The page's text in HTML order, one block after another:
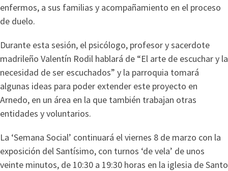
enfermos, a sus familias y acompañamiento en el proceso
de duelo.
Durante esta sesión, el psicólogo, profesor y sacerdote
madrileño Valentín Rodil hablará de “El arte de escuchar y la
necesidad de ser escuchados” y la parroquia tomará
algunas ideas para poder extender este proyecto en
Arnedo, en un área en la que también trabajan otras
entidades y voluntarios.
La ‘Semana Social’ continuará el viernes 8 de marzo con la
exposición del Santísimo, con turnos ‘de vela’ de unos
veinte minutos, de 10:30 a 19:30 horas en la iglesia de Santo